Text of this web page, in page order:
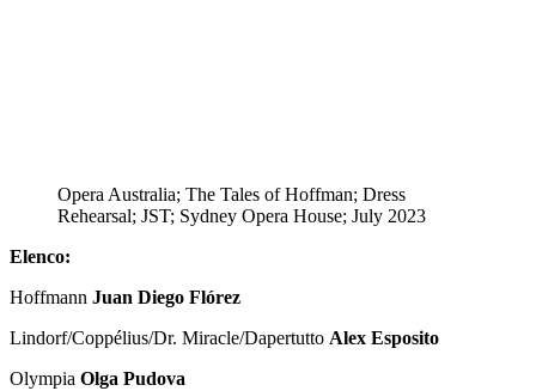
Opera Australia; The Tales of Hoffman; Dress
Rehearsal; JST; Sydney Opera House; July 2023
Elenco:
Hoffmann Juan Diego Flórez
Lindorf/Coppélius/Dr. Miracle/Dapertutto Alex Esposito
Olympia Olga Pudova